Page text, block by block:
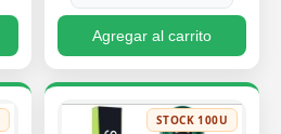
Agregar al carrito
STOCK 100U